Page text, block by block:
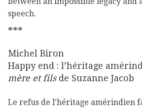
speech.
***
Michel Biron
Happy end : l’héritage
mère et filsde Suzanne Jacob
Le refus de l’héritage amérindien